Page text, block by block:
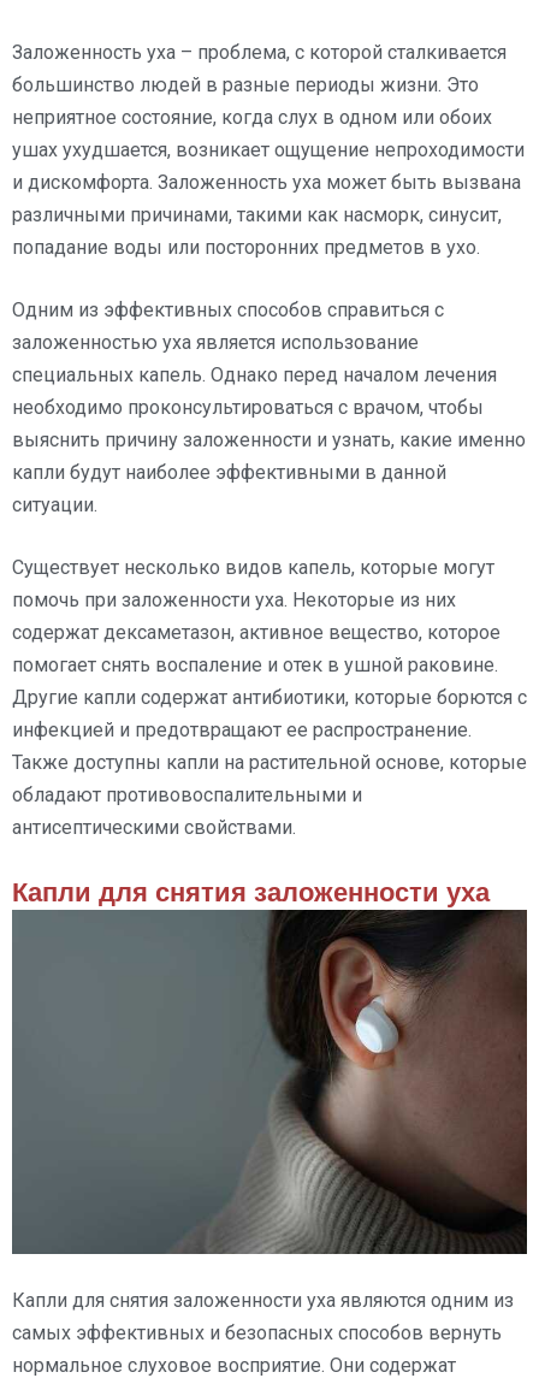
Заложенность уха – проблема, с которой сталкивается
большинство людей в разные периоды жизни. Это
неприятное состояние, когда слух в одном или обоих
ушах ухудшается, возникает ощущение непроходимости
и дискомфорта. Заложенность уха может быть вызвана
различными причинами, такими как насморк, синусит,
попадание воды или посторонних предметов в ухо.
Одним из эффективных способов справиться с
заложенностью уха является использование
специальных капель. Однако перед началом лечения
необходимо проконсультироваться с врачом, чтобы
выяснить причину заложенности и узнать, какие именно
капли будут наиболее эффективными в данной
ситуации.
Существует несколько видов капель, которые могут
помочь при заложенности уха. Некоторые из них
содержат дексаметазон, активное вещество, которое
помогает снять воспаление и отек в ушной раковине.
Другие капли содержат антибиотики, которые борются с
инфекцией и предотвращают ее распространение.
Также доступны капли на растительной основе, которые
обладают противовоспалительными и
антисептическими свойствами.
Капли для снятия заложенности уха
Капли для снятия заложенности уха являются одним из
самых эффективных и безопасных способов вернуть
нормальное слуховое восприятие. Они содержат